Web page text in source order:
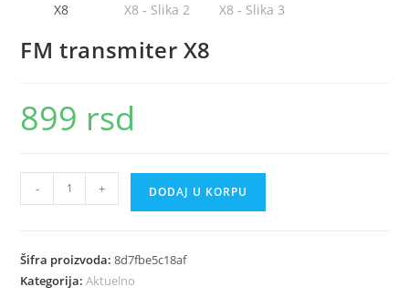
FM transmiter X8
899 rsd
transmiter
količina
- + DODAJ U KORPU
Šifra proizvoda:8d7fbe5c18af
Kategorija:Aktuelno